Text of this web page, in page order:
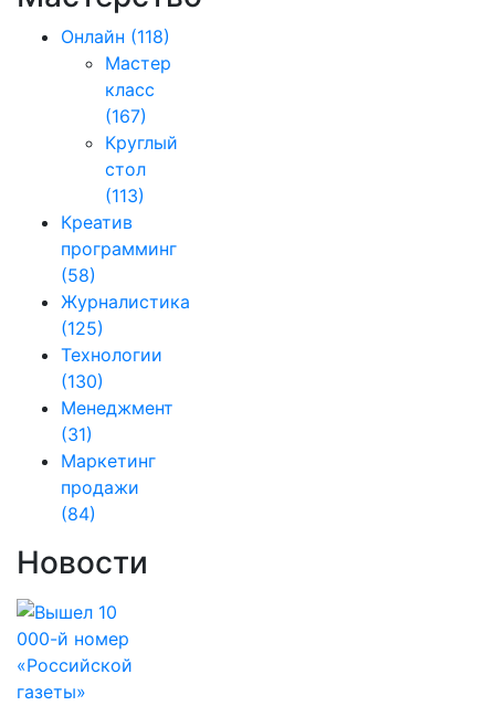
Онлайн (118)
Мастер
класс
(167)
Круглый
стол
(113)
Креатив
программинг
(58)
Журналистика
(125)
Технологии
(130)
Менеджмент
(31)
Маркетинг
продажи
(84)
Новости